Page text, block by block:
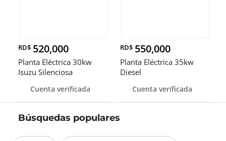
RD$ 520,000
Planta Eléctrica 30kw
Isuzu Silenciosa
Cuenta verificada
RD$ 550,000
Planta Eléctrica 35kw
Diesel
Cuenta verificada
Búsquedas populares